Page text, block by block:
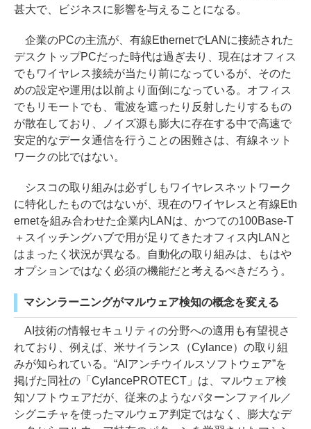
甚大で、ビジネスに影響を与えることになる。
企業のPCの主流が、有線EthernetでLANに接続された
デスクトップPCだった時代は過ぎ去り、現在はオフィス
でもワイヤレス接続が当たり前になっているが、そのた
めの設定や運用は以前より面倒になっている。オフィス
でもリモートでも、電波を遮ったり反射したりするもの
が散在しており、ノイズ源も膨大に存在する中で高速で
安定的なデータ通信を行うことの困難さは、有線ネット
ワークの比ではない。
シスコの取り組みは必ずしもワイヤレスネットワーク
に特化したものではないが、現在のワイヤレスと有線Eth
ernetを組み合わせた企業内LANは、かつての100Base-T
＋スイッチングハブで用が足りてきたオフィス内LANと
はまったく状況が異なる。自動化の取り組みは、もはや
オプションではなく必須の機能だと考えるべきだろう。
マシンラーニングがマルウェア検知の概念を変える
AI技術の情報セキュリティの分野への適用も有望視さ
れており、例えば、米サイランス（Cylance）の取り組
みが知られている。“AIアンチウイルスソフトウェア”を
掲げた同社の「CylancePROTECT」は、マルウェア検
知ソフトウェアだが、従来のようなパターンファイル／
シグニチャを使ったマルウェア判定ではなく、膨大なデ